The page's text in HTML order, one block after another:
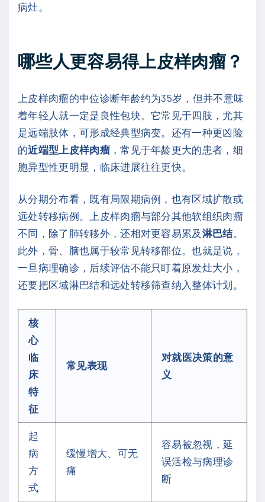
病灶。
哪些人更容易得上皮样肉瘤？
上皮样肉瘤的中位诊断年龄约为35岁，但并不意味
着年轻人就一定是良性包块。它常见于四肢，尤其
是远端肢体，可形成经典型病变。还有一种更凶险
的近端型上皮样肉瘤，常见于年龄更大的患者，细
胞异型性更明显，临床进展往往更快。
从分期分布看，既有局限期病例，也有区域扩散或
远处转移病例。上皮样肉瘤与部分其他软组织肉瘤
不同，除了肺转移外，还相对更容易累及 淋巴结。
此外，骨、脑也属于较常见转移部位。也就是说，
一旦病理确诊，后续评估不能只盯着原发灶大小，
还要把区域淋巴结和远处转移筛查纳入整体计划。
核
心
临
床
特
征
常见表现
对就医决策的意
义
起
病
方
式
缓慢增大、可无
痛
容易被忽视，延
误活检与病理诊
断